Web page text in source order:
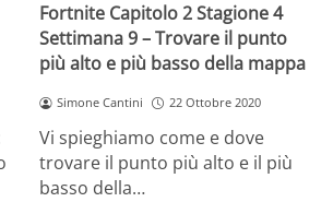
Fortnite Capitolo 2 Stagione 4
Settimana 9 – Trovare il punto
più alto e più basso della mappa
Simone Cantini 22 Ottobre 2020
Vi spieghiamo come e dove
trovare il punto più alto e il più
basso della…